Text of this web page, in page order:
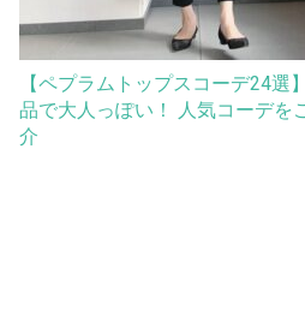
【ペプラムトップスコーデ24選
品で大人っぽい！ 人気コーデを
介